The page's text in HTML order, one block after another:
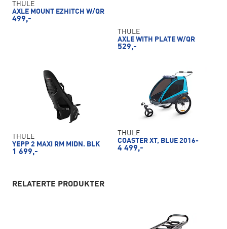
THULE
AXLE MOUNT EZHITCH W/QR
499,-
THULE
AXLE WITH PLATE W/QR
529,-
THULE
YEPP 2 MAXI RM MIDN. BLK
1 699,-
THULE
COASTER XT, BLUE 2016-
4 499,-
RELATERTE PRODUKTER